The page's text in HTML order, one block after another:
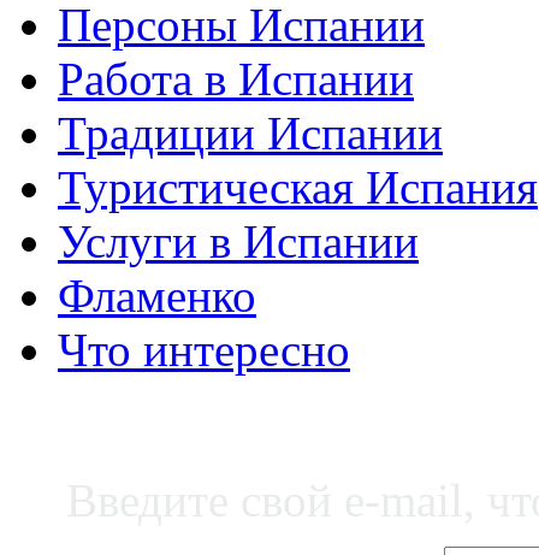
Персоны Испании
Работа в Испании
Традиции Испании
Туристическая Испания
Услуги в Испании
Фламенко
Что интересно